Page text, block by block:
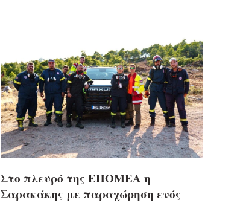
Στο πλευρό της ΕΠΟΜΕΑ η
Σαρακάκης με παραχώρηση ενός